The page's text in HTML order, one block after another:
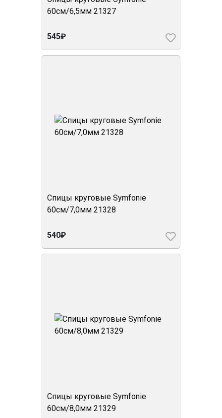
60см/6,5мм 21327
545₽
Спицы круговые Symfonie
60см/7,0мм 21328
540₽
Спицы круговые Symfonie
60см/8,0мм 21329